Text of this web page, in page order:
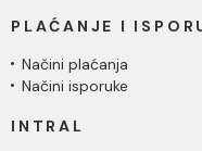
PLAĆANJE I
Načini plaćanja
Načini isporuke
INTRAL